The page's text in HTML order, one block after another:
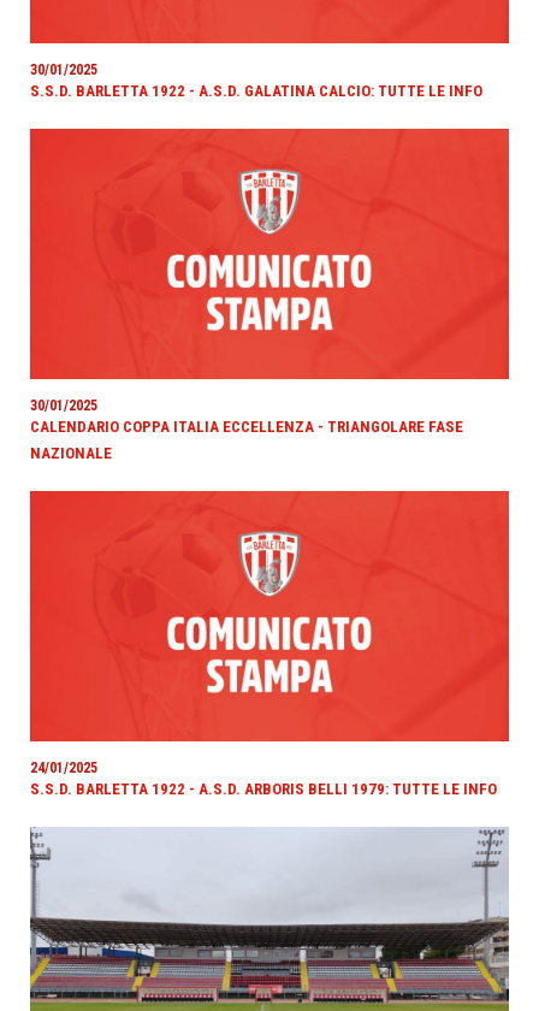
30/01/2025
S.S.D. BARLETTA 1922 - A.S.D. GALATINA CALCIO: TUTTE LE INFO
30/01/2025
CALENDARIO COPPA ITALIA ECCELLENZA - TRIANGOLARE FASE
NAZIONALE
24/01/2025
S.S.D. BARLETTA 1922 - A.S.D. ARBORIS BELLI 1979: TUTTE LE INFO